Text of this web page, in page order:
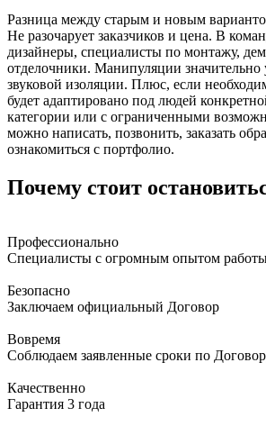
Разница между старым и новым
Не разочарует заказчиков и цена. В
дизайнеры, специалисты по монтажу,
отделочники. Манипуляции значительно
звуковой изоляции. Плюс, если
будет адаптировано под людей
категории или с ограниченными
можно написать, позвонить, заказать
ознакомиться с портфолио.
Почему стоит
Профессионально
Специалисты с огромным опытом
Безопасно
Заключаем официальный Договор
Вовремя
Соблюдаем заявленные сроки по
Качественно
Гарантия 3 года